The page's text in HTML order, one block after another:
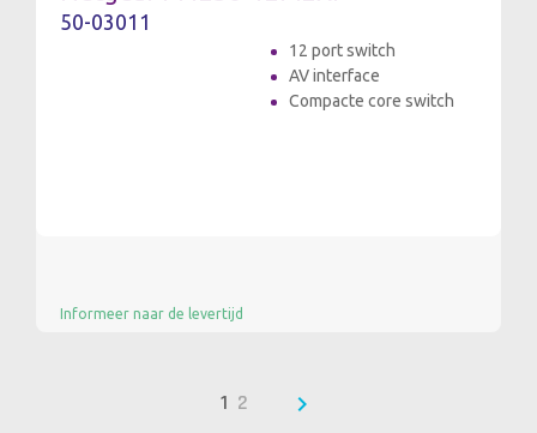
50-03011
12 port switch
AV interface
Compacte core switch
Informeer naar de levertijd
1 2 